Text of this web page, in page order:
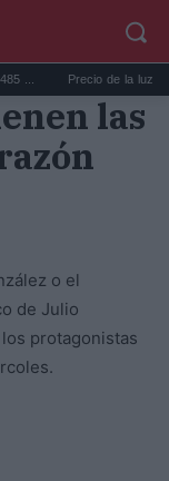
Precio de la luz hoy,
las
o el
de Julio
protagonistas